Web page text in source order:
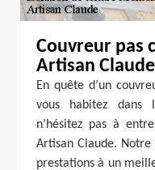
Couvreur pas
Artisan Claude
En quête d’un
vous habitez dans
n’hésitez pas à
Artisan Claude. Notre
prestations à un